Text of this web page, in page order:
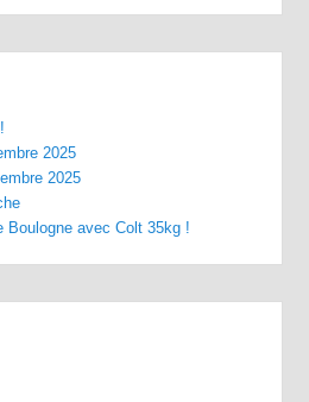
2025
2025
Boulogne avec Colt 35kg !